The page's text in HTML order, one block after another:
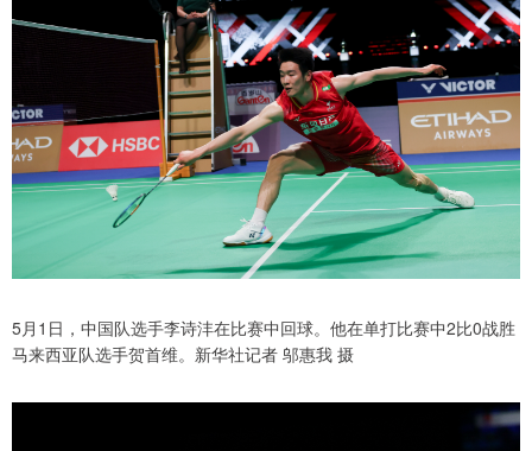
5月1日，中国队选手李诗沣在比赛中回球。他在单打比赛中2比0战胜
马来西亚队选手贺首维。新华社记者 邬惠我 摄